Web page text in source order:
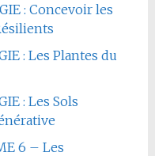
: Concevoir les
: Les Plantes du
: Les Sols
6 – Les